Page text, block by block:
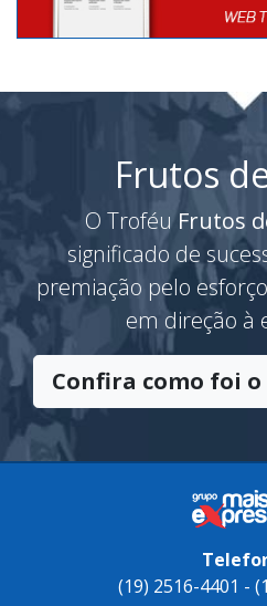
Frutos
O TroféuFrutos
significado de
premiação pelo
em direção à
Confira como foi o